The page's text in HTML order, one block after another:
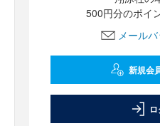
500円分のポイ
メール
新規会